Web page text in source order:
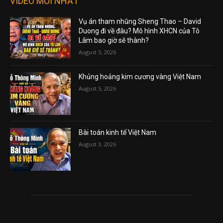
Vụ án tham nhũng Sheng Thao – David
Duong đi về đâu? Mô hình XHCN của Tô
Lâm bao giờ sẽ thành?
August 5, 2026
Khủng hoảng kim cương vàng Việt Nam
August 5, 2026
Bài toán kinh tế Việt Nam
August 3, 2026